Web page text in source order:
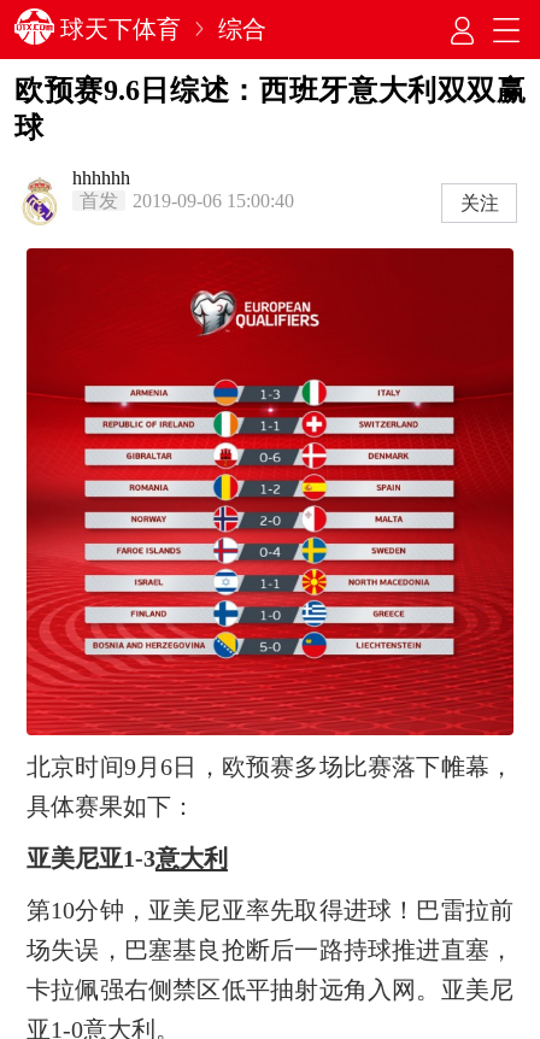
球天下体育 综合
欧预赛9.6日综述：西班牙意大利双双赢
球
hhhhhh
首发
2019-09-06 15:00:40 关注
北京时间9月6日，欧预赛多场比赛落下帷幕，
具体赛果如下：
亚美尼亚1-3意大利
第10分钟，亚美尼亚率先取得进球！巴雷拉前
场失误，巴塞基良抢断后一路持球推进直塞，
卡拉佩强右侧禁区低平抽射远角入网。亚美尼
亚1-0意大利。